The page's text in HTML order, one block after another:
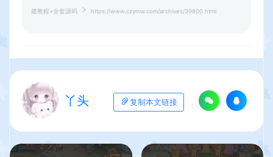
建教程+全套源码 https://www.czymw.com/archives/39800.html
丫头 复制本文链接